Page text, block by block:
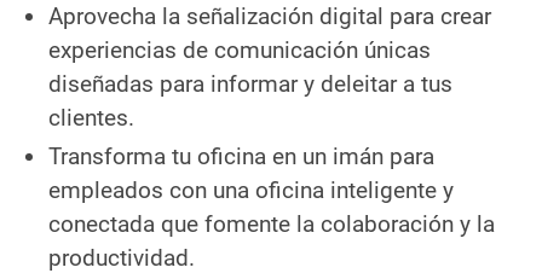
Aprovecha la señalización digital para crear
experiencias de comunicación únicas
diseñadas para informar y deleitar a tus
clientes.
Transforma tu oficina en un imán para
empleados con una oficina inteligente y
conectada que fomente la colaboración y la
productividad.